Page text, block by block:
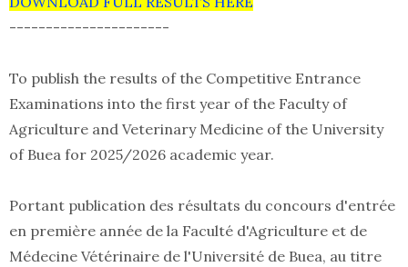
----------------------
To publish the results of the Competitive Entrance
Examinations into the first year of the Faculty of
Agriculture and Veterinary Medicine of the University
of Buea for 2025/2026 academic year.
Portant publication des résultats du concours d'entrée
en première année de la Faculté d'Agriculture et de
Médecine Vétérinaire de l'Université de Buea, au titre